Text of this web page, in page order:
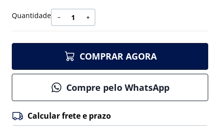
Quantidade ＋
－
COMPRAR AGORA
Compre pelo WhatsApp